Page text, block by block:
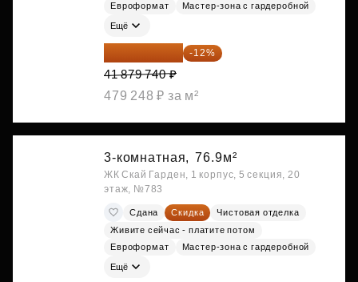
Евроформат
Мастер-зона с гардеробной
Ещё
36 854 171 ₽ -12%
41 879 740 ₽
479 248 ₽ за м²
3-комнатная, 76.9м²
ЖК Скай Гарден, 1 корпус, 5 секция, 20
этаж, №783
Сдана Скидка
Чистовая отделка
Живите сейчас - платите потом
Евроформат
Мастер-зона с гардеробной
Ещё